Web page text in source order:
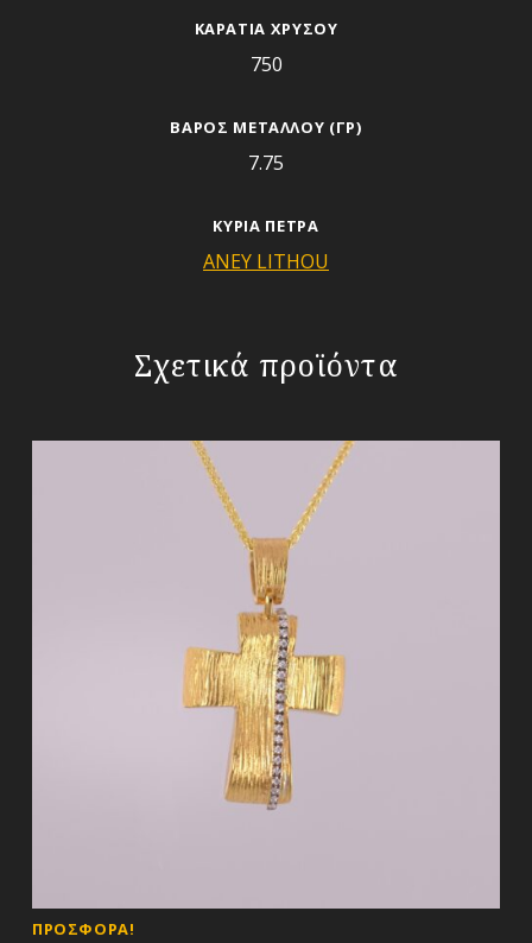
ΚΑΡΆΤΙΑ ΧΡΥΣΟΎ
750
ΒΆΡΟΣ ΜΕΤΆΛΛΟΥ (ΓΡ)
7.75
ΚΎΡΙΑ ΠΈΤΡΑ
ANEY LITHOU
Σχετικά προϊόντα
ΠΡΟΣΦΟΡΆ!